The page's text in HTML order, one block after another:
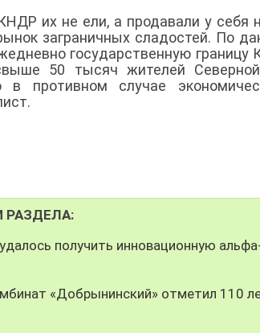
их не ели, а продавали у себя
заграничных сладостей. По
государственную
50 тысяч жителей
в противном случае
РАЗДЕЛА:
получить инновационную
«Добрынинский» отметил 110